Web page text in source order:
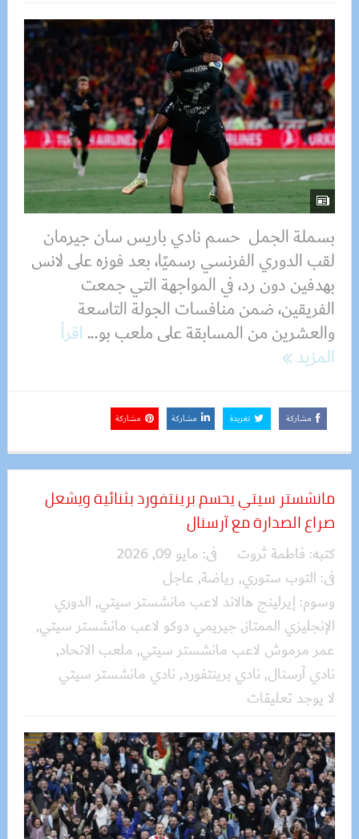
بسملة الجمل حسم نادي باريس سان جيرمان
لقب الدوري الفرنسي رسميًا، بعد فوزه على لانس
بهدفين دون رد، في المواجهة التي جمعت
الفريقين، ضمن منافسات الجولة التاسعة
والعشرين من المسابقة على ملعب بو...اقرأ
المزيد
مشاركة تغريدة مشاركة مشاركة
مانشستر سيتي يحسم برينتفورد بثنائية ويشعل
صراع الصدارة مع آرسنال
كتبه: فاطمة ثروت فى: مايو 09, 2026
فى: التوب ستوري, رياضة, عاجل
وسوم: إيرلينج هالاند لاعب مانشستر سيتي, الدوري
الإنجليزي الممتاز, جيريمي دوكو لاعب مانشستر سيتي,
عمر مرموش لاعب مانشستر سيتي, ملعب الاتحاد,
نادي آرسنال, نادي برينتفورد, نادي مانشستر سيتي
لا يوجد تعليقات